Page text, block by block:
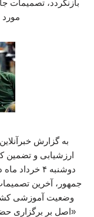
بازنگردد، تصمیمات
به گزارش
ارزشیابی و تضمین
دوشنبه ۴
جمهور، آخرین
وضعیت آموزشی کشور
«اصل بر برگزاری